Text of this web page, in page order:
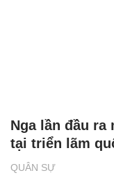
QUÂN SỰ
Nga lần đầu
tại triển lãm